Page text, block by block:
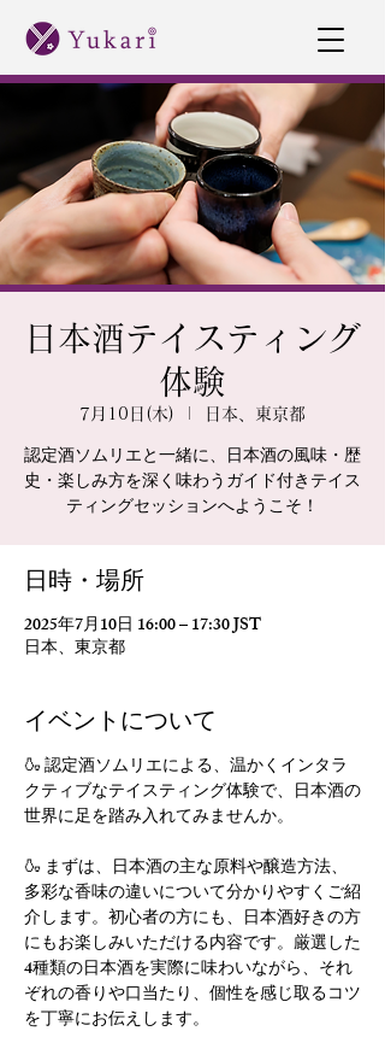
日本酒テイスティング
体験
7月10日(木) 日本、東京都
認定酒ソムリエと一緒に、日本酒の風味・歴
史・楽しみ方を深く味わうガイド付きテイス
ティングセッションへようこそ！
日時・場所
2025年7月10日 16:00 – 17:30 JST
日本、東京都
イベントについて
🍶 認定酒ソムリエによる、温かくインタラ
クティブなテイスティング体験で、日本酒の
世界に足を踏み入れてみませんか。
🍶 まずは、日本酒の主な原料や醸造方法、
多彩な香味の違いについて分かりやすくご紹
介します。初心者の方にも、日本酒好きの方
にもお楽しみいただける内容です。厳選した
4種類の日本酒を実際に味わいながら、それ
ぞれの香りや口当たり、個性を感じ取るコツ
を丁寧にお伝えします。